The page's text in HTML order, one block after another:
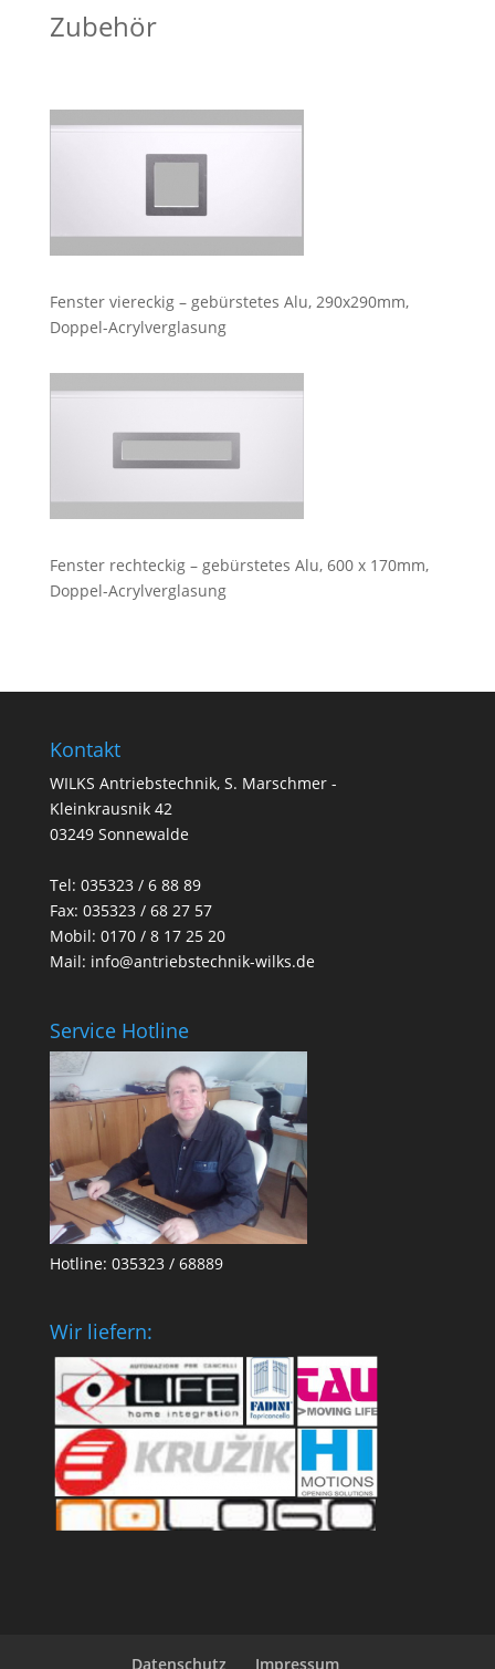
Zubehör
Fenster viereckig – gebürstetes Alu, 290x290mm,
Doppel-Acrylverglasung
Fenster rechteckig – gebürstetes Alu, 600 x 170mm,
Doppel-Acrylverglasung
Kontakt
WILKS Antriebstechnik, S. Marschmer -
Kleinkrausnik 42
03249 Sonnewalde
Tel: 035323 / 6 88 89
Fax: 035323 / 68 27 57
Mobil: 0170 / 8 17 25 20
Mail: info@antriebstechnik-wilks.de
Service Hotline
Hotline: 035323 / 68889
Wir liefern:
Datenschutz Impressum